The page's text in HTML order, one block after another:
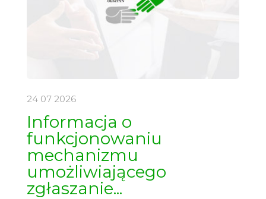
24 07 2026
Informacja o
funkcjonowaniu
mechanizmu
umożliwiającego
zgłaszanie...